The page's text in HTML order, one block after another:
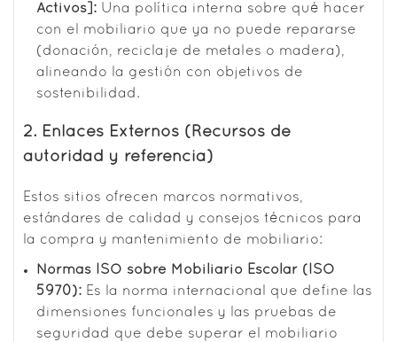
Activos]: Una política interna sobre qué hacer
con el mobiliario que ya no puede repararse
(donación, reciclaje de metales o madera),
alineando la gestión con objetivos de
sostenibilidad.
2. Enlaces Externos (Recursos de
autoridad y referencia)
Estos sitios ofrecen marcos normativos,
estándares de calidad y consejos técnicos para
la compra y mantenimiento de mobiliario:
Normas ISO sobre Mobiliario Escolar (ISO
5970): Es la norma internacional que define las
dimensiones funcionales y las pruebas de
seguridad que debe superar el mobiliario